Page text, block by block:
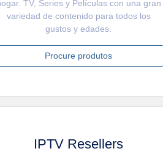
TV, Series y Películas con una gran
variedad de contenido para todos los
gustos y edades.
Procure produtos
IPTV Resellers